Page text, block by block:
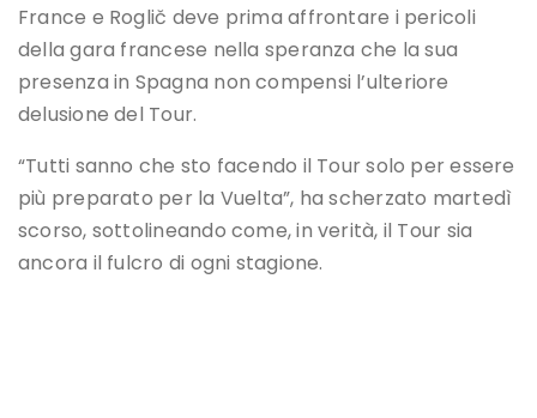
France e Roglič deve prima affrontare i pericoli
della gara francese nella speranza che la sua
presenza in Spagna non compensi l’ulteriore
delusione del Tour.
“Tutti sanno che sto facendo il Tour solo per essere
più preparato per la Vuelta”, ha scherzato martedì
scorso, sottolineando come, in verità, il Tour sia
ancora il fulcro di ogni stagione.